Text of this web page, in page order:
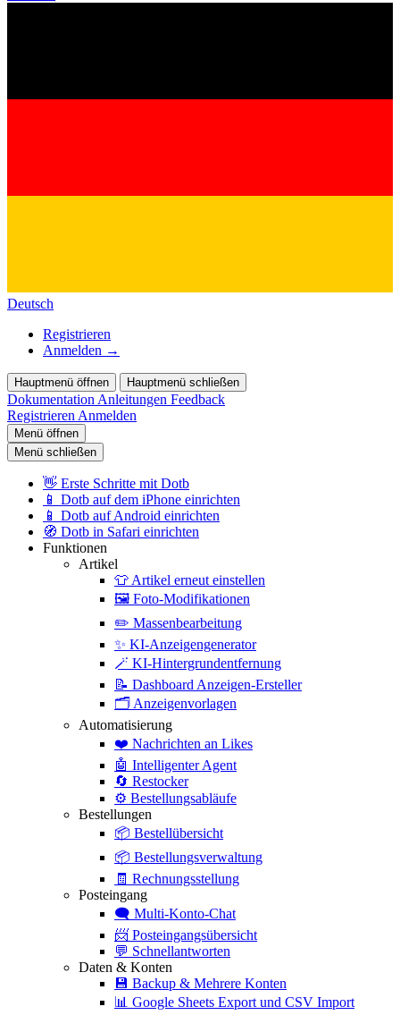
Deutsch
Registrieren
Anmelden →
Hauptmenü öffnen Hauptmenü schließen
Dokumentation Anleitungen Feedback
Registrieren Anmelden
Menü öffnen
Menü schließen
👋 Erste Schritte mit Dotb
📱 Dotb auf dem iPhone einrichten
📱 Dotb auf Android einrichten
🧭 Dotb in Safari einrichten
Funktionen
Artikel
👕 Artikel erneut einstellen
🖼️ Foto-Modifikationen
✏️ Massenbearbeitung
✨ KI-Anzeigengenerator
🪄 KI-Hintergrundentfernung
📝 Dashboard Anzeigen-Ersteller
🗂️ Anzeigenvorlagen
Automatisierung
❤️ Nachrichten an Likes
🤖 Intelligenter Agent
🔄 Restocker
⚙️ Bestellungsabläufe
Bestellungen
📦 Bestellübersicht
📦 Bestellungsverwaltung
🧾 Rechnungsstellung
Posteingang
🗨️ Multi-Konto-Chat
📨 Posteingangsübersicht
💬 Schnellantworten
Daten & Konten
💾 Backup & Mehrere Konten
📊 Google Sheets Export und CSV Import